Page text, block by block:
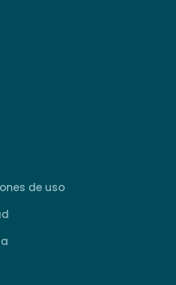
de uso